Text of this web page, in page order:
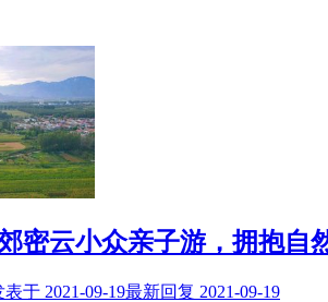
密云小众亲子游，拥抱自
表于 2021-09-19最新回复 2021-09-19